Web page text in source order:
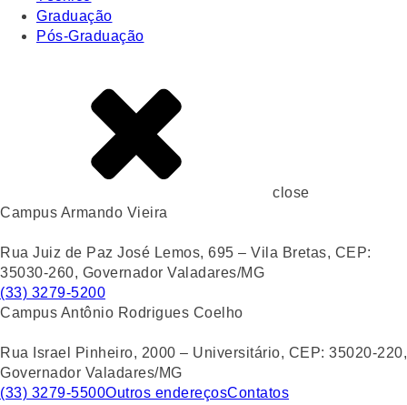
Graduação
Pós-Graduação
close
Campus Armando Vieira
Rua Juiz de Paz José Lemos, 695 – Vila Bretas, CEP:
35030-260, Governador Valadares/MG
(33) 3279-5200
Campus Antônio Rodrigues Coelho
Rua Israel Pinheiro, 2000 – Universitário, CEP: 35020-220,
Governador Valadares/MG
(33) 3279-5500Outros endereçosContatos